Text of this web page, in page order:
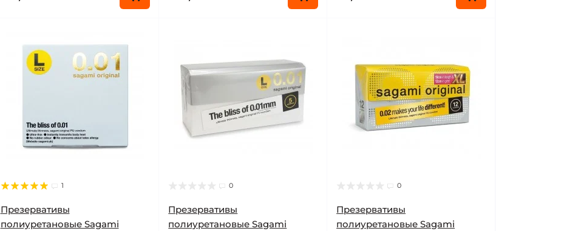
1
Презервативы
полиуретановые Sagami
0
Презервативы
полиуретановые Sagami
0
Презервативы
полиуретановые Sagami